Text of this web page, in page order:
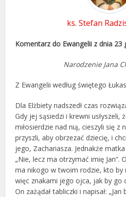
ks. Stefan
Komentarz do Ewangelii z dnia 23
Narodzenie Jana
Z Ewangelii według świętego
Dla Elżbiety nadszedł czas
Gdy jej sąsiedzi i krewni usłyszeli,
miłosierdzie nad nią, cieszyli się z
przyszli, aby obrzezać dziecię, i
jego, Zachariasza. Jednakże
„Nie, lecz ma otrzymać imię Jan”.
ma nikogo w twoim rodzie, kto by
więc znakami jego ojca, jak by go
On zażądał tabliczki i napisał: